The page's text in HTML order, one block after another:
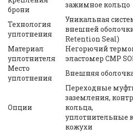
брони
зажимное кольцо
Технология
уплотнения
Уникальная
внешней оболочки
Retention Seal)
Материал
уплотнителя
Негорючий
эластомер CMP
Место
уплотнения
Внешняя
Опции
Переходные
заземления,
кольца,
уплотнительные
кожухи